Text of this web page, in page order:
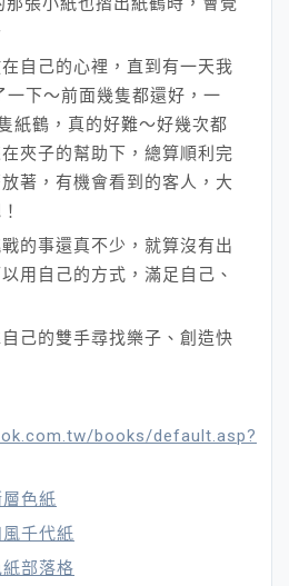
自己的心裡，直到有一天我
下～前面幾隻都還好，一
紙鶴，真的好難～好幾次都
夾子的幫助下，總算順利完
著，有機會看到的客人，大
的事還真不少，就算沒有出
用自己的方式，滿足自己、
己的雙手尋找樂子、創造快
books/default.asp?
色紙
千代紙
部落格